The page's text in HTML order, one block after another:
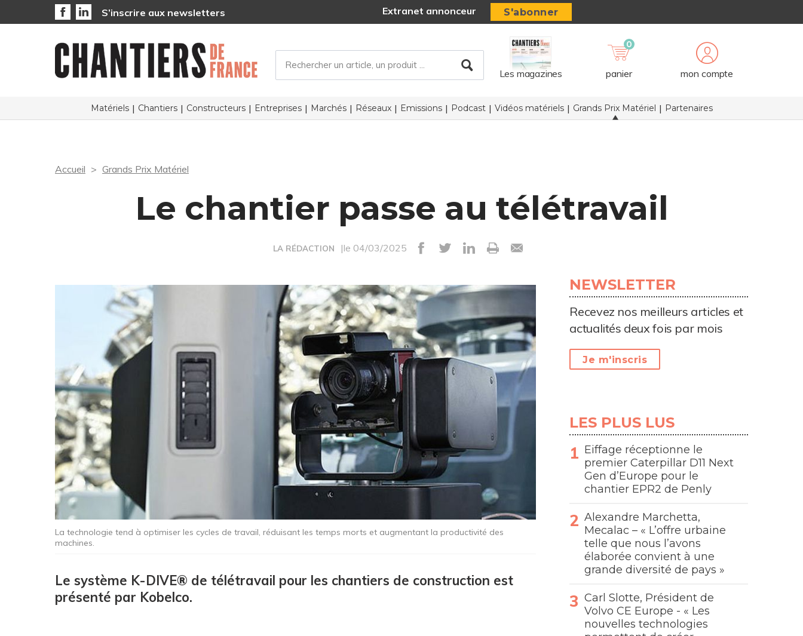
S’inscrire aux newsletters Extranet annonceur S'abonner
Les magazines
0
panier mon compte
Matériels Chantiers Constructeurs Entreprises Marchés Réseaux Emissions Podcast Vidéos matériels Grands Prix Matériel Partenaires
Accueil Grands Prix Matériel
Le chantier passe au télétravail
LA RÉDACTION |le 04/03/2025
La technologie tend à optimiser les cycles de travail, réduisant les temps morts et augmentant la productivité des
machines.
Le système K-DIVE® de télétravail pour les chantiers de construction est
présenté par Kobelco.
NEWSLETTER
Recevez nos meilleurs articles et
actualités deux fois par mois
Je m'inscris
LES PLUS LUS
Eiffage réceptionne le
premier Caterpillar D11 Next
Gen d’Europe pour le
chantier EPR2 de Penly
Alexandre Marchetta,
Mecalac – « L’offre urbaine
telle que nous l’avons
élaborée convient à une
grande diversité de pays »
Carl Slotte, Président de
Volvo CE Europe - « Les
nouvelles technologies